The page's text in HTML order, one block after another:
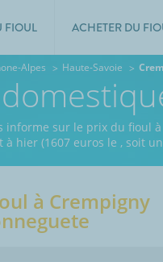
FIOUL ACHETER DU
Alpes Haute-Savoie
sur le prix du fioul à
hier (1607 euros le , soit
à Crempigny